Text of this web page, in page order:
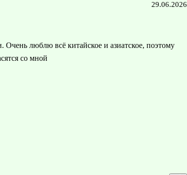
29.06.2026
Очень люблю всё китайское и азиатское, поэтому
со мной